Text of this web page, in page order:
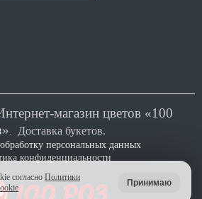
магазин цветов «100
. Доставка букетов.
персональных данных
конфиденциальности
согласно Политики
Принимаю